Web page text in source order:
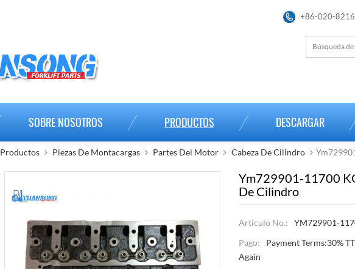
+86-020-
SOBRE NOSOTROS PRODUCTOS DESCARGAR
Productos Piezas De Montacargas Partes Del Motor Cabeza De Cilindro
Ym729901-11700
De Cilindro
Artículo No.:
YM729901-
Pago:
Payment Terms:30%
Again